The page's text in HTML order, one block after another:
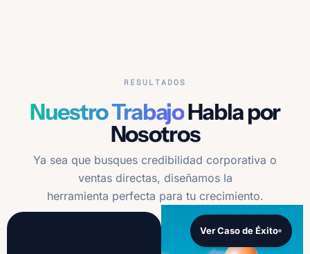
RESULTADOS
Nuestro TrabajoHabla por
Nosotros
Ya sea que busques credibilidad corporativa o
ventas directas, diseñamos la
herramienta perfecta para tu crecimiento.
Ver Caso de Éxito